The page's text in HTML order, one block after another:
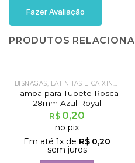
Fazer Avaliação
PRODUTOS
Tampa para Tubete Rosca
28mm Azul Royal
R$ 0,20
no pix
Em até 1x de R$ 0,20
sem juros